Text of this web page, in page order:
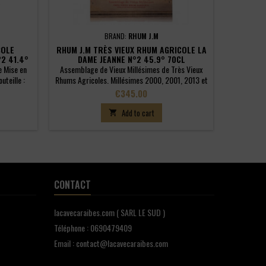
41.4°
en
:
BRAND: RHUM J.M
RHUM J.M TRÈS VIEUX RHUM AGRICOLE LA
DAME JEANNE N°2 45.9° 70CL
Assemblage de Vieux Millésimes de Très Vieux
Rhums Agricoles. Millésimes 2000, 2001, 2013 et
2014. Rhums vieillis de 8 à 22 ans.
Price
€345.00
 Add to cart
CONTACT
lacavecaraibes.com ( SARL LE SUD )
Téléphone : 0690479409
Email : contact@lacavecaraibes.com